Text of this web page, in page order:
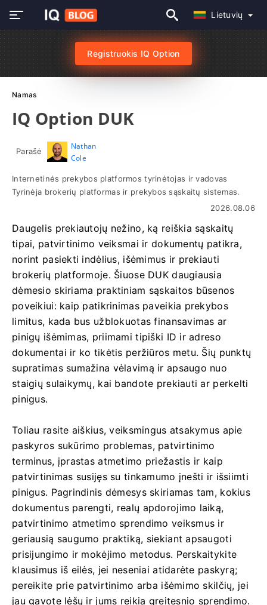
Lietuvių
Registruokis IQ Option
Namas
IQ Option DUK
Parašė
Nathan
Cole
Internetinės prekybos platformos tyrinėtojas ir vadovas
Tyrinėja brokerių platformas ir prekybos sąskaitų sistemas.
2026.08.06
Daugelis prekiautojų nežino, ką reiškia sąskaitų
tipai, patvirtinimo veiksmai ir dokumentų patikra,
norint pasiekti indėlius, išėmimus ir prekiauti
brokerių platformoje. Šiuose DUK daugiausia
dėmesio skiriama praktiniam sąskaitos būsenos
poveikiui: kaip patikrinimas paveikia prekybos
limitus, kada bus užblokuotas finansavimas ar
pinigų išėmimas, priimami tipiški ID ir adreso
dokumentai ir ko tikėtis peržiūros metu. Šių punktų
supratimas sumažina vėlavimą ir apsaugo nuo
staigių sulaikymų, kai bandote prekiauti ar perkelti
pinigus.
Toliau rasite aiškius, veiksmingus atsakymus apie
paskyros sukūrimo problemas, patvirtinimo
terminus, įprastas atmetimo priežastis ir kaip
patvirtinimas susijęs su tinkamumo įnešti ir išsiimti
pinigus. Pagrindinis dėmesys skiriamas tam, kokius
dokumentus parengti, realų apdorojimo laiką,
patvirtinimo atmetimo sprendimo veiksmus ir
geriausią saugumo praktiką, siekiant apsaugoti
prisijungimo ir mokėjimo metodus. Perskaitykite
klausimus iš eilės, jei neseniai atidarėte paskyrą;
pereikite prie patvirtinimo arba išėmimo skilčių, jei
jau gavote lėšų ir jums reikia greitesnio sprendimo.